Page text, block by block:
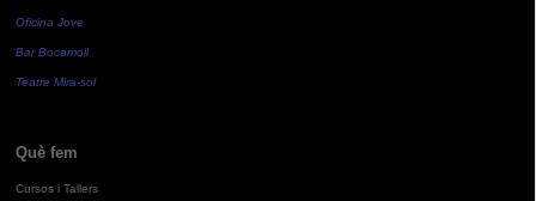
Oficina Jove
Bar Bocamoll
Teatre Mira-sol
Què fem
Cursos i Tallers